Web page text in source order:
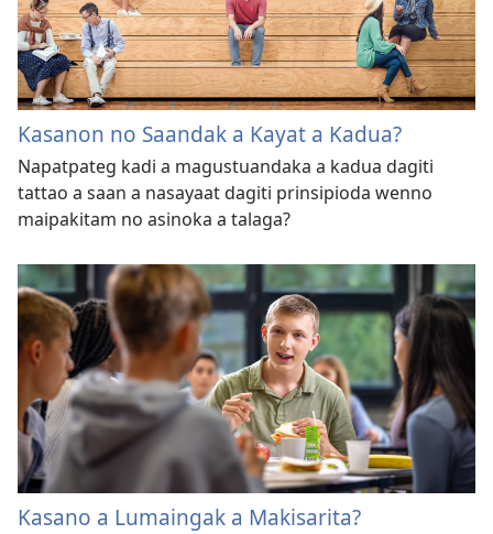
Kasanon no Saandak a Kayat a Kadua?
Napatpateg kadi a magustuandaka a kadua dagiti
tattao a saan a nasayaat dagiti prinsipioda wenno
maipakitam no asinoka a talaga?
Kasano a Lumaingak a Makisarita?